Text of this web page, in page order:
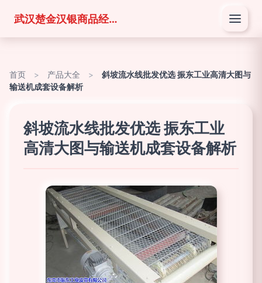
武汉楚金汉银商品经营有限公司
首页 > 产品大全 >
斜坡流水线批发优选 振东工业高清大图与
输送机成套设备解析
斜坡流水线批发优选 振东工业
高清大图与输送机成套设备解析